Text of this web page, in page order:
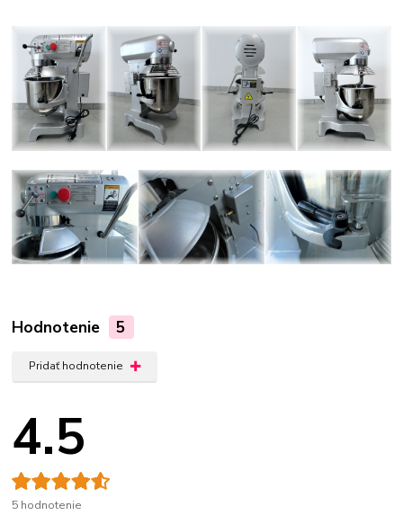
Hodnotenie 5
Pridať hodnotenie
4.5
5 hodnotenie